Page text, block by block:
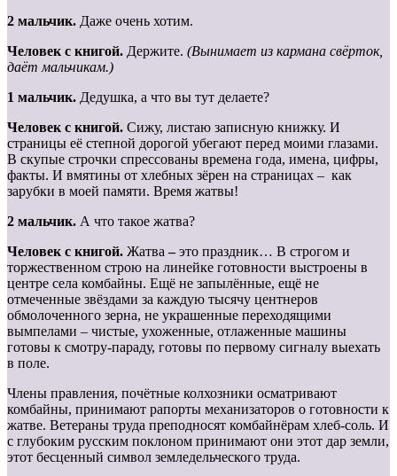
2 мальчик. Даже очень хотим.
Человек с книгой. Держите. (Вынимает из кармана свёрток,
даёт мальчикам.)
1 мальчик. Дедушка, а что вы тут делаете?
Человек с книгой. Сижу, листаю записную книжку. И
страницы её степной дорогой убегают перед моими глазами.
В скупые строчки спрессованы времена года, имена, цифры,
факты. И вмятины от хлебных зёрен на страницах – как
зарубки в моей памяти. Время жатвы!
2 мальчик. А что такое жатва?
Человек с книгой. Жатва–это праздник… В строгом и
торжественном строю на линейке готовности выстроены в
центре села комбайны. Ещё не запылённые, ещё не
отмеченные звёздами за каждую тысячу центнеров
обмолоченного зерна, не украшенные переходящими
вымпелами – чистые, ухоженные, отлаженные машины
готовы к смотру-параду, готовы по первому сигналу выехать
в поле.
Члены правления, почётные колхозники осматривают
комбайны, принимают рапорты механизаторов о готовности к
жатве. Ветераны труда преподносят комбайнёрам хлеб-соль. И
с глубоким русским поклоном принимают они этот дар земли,
этот бесценный символ земледельческого труда.